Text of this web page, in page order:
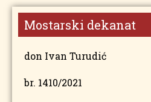
Mostarski dekanat
don Ivan Turudić
br. 1410/2021